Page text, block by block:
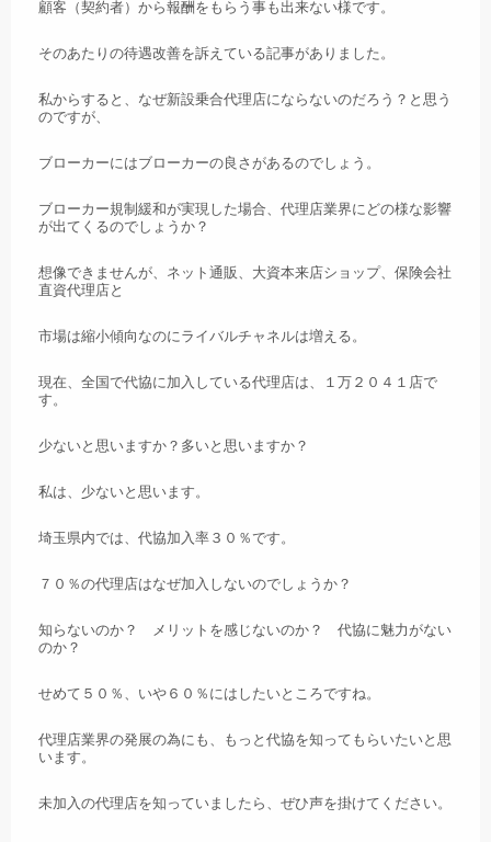
顧客（契約者）から報酬をもらう事も出来ない様です。
そのあたりの待遇改善を訴えている記事がありました。
私からすると、なぜ新設乗合代理店にならないのだろう？と思う
のですが、
ブローカーにはブローカーの良さがあるのでしょう。
ブローカー規制緩和が実現した場合、代理店業界にどの様な影響
が出てくるのでしょうか？
想像できませんが、ネット通販、大資本来店ショップ、保険会社
直資代理店と
市場は縮小傾向なのにライバルチャネルは増える。
現在、全国で代協に加入している代理店は、１万２０４１店で
す。
少ないと思いますか？多いと思いますか？
私は、少ないと思います。
埼玉県内では、代協加入率３０％です。
７０％の代理店はなぜ加入しないのでしょうか？
知らないのか？ メリットを感じないのか？ 代協に魅力がない
のか？
せめて５０％、いや６０％にはしたいところですね。
代理店業界の発展の為にも、もっと代協を知ってもらいたいと思
います。
未加入の代理店を知っていましたら、ぜひ声を掛けてください。